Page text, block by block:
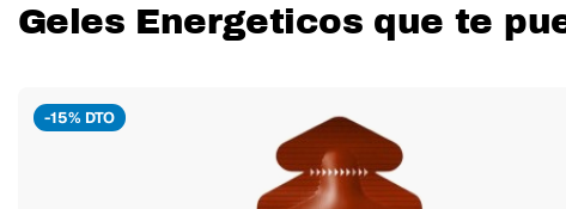
Geles Energeticos que te
-15% DTO